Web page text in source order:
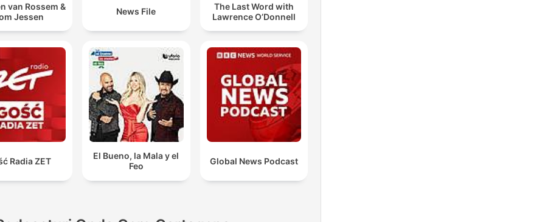
van Rossem &
Jessen
News File
The Last Word with
Lawrence O’Donnell
Radia ZET
El Bueno, la Mala y el
Feo
Global News Podcast